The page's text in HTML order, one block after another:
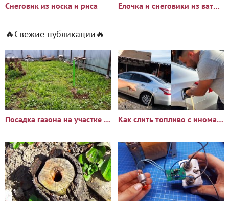
Снеговик из носка и риса Елочка и снеговики из ватных дисков
🔥Свежие публикации🔥
Посадка газона на участке с сорняками: опыт и результаты Как слить топливо с иномарки через горловину бака